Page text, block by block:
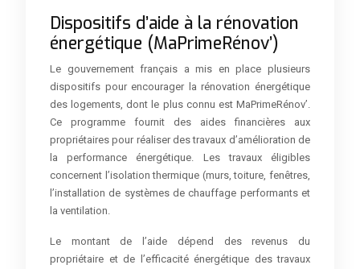
Dispositifs d’aide à la rénovation
énergétique (MaPrimeRénov’)
Le gouvernement français a mis en place plusieurs
dispositifs pour encourager la rénovation énergétique
des logements, dont le plus connu est MaPrimeRénov’.
Ce programme fournit des aides financières aux
propriétaires pour réaliser des travaux d’amélioration de
la performance énergétique. Les travaux éligibles
concernent l’isolation thermique (murs, toiture, fenêtres,
l’installation de systèmes de chauffage performants et
la ventilation.
Le montant de l’aide dépend des revenus du
propriétaire et de l’efficacité énergétique des travaux